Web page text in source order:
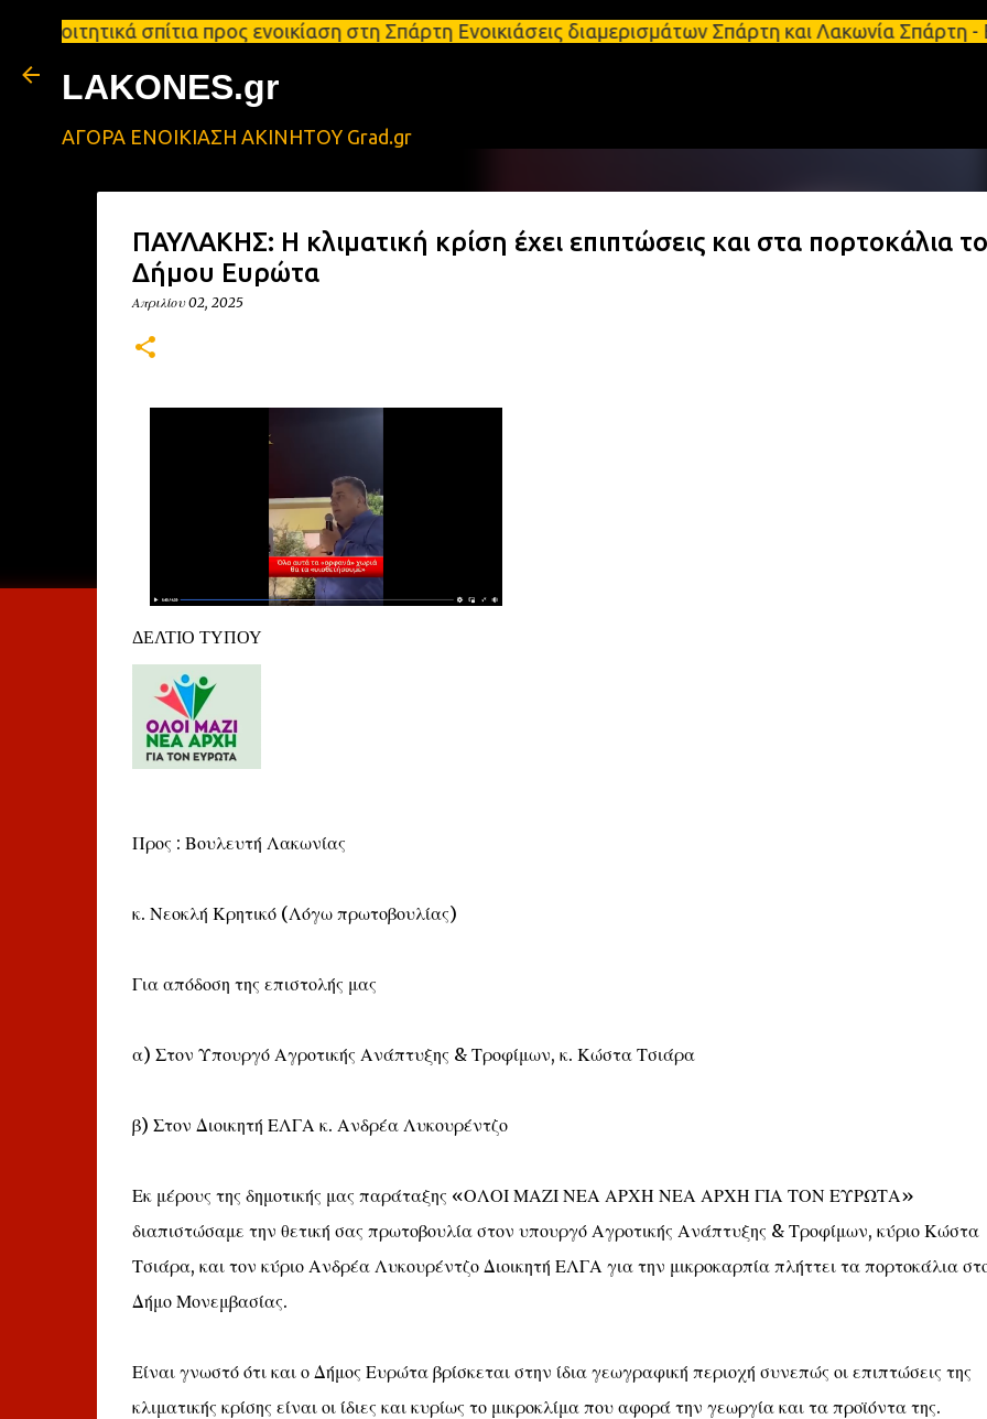
Μετάβαση στο κύριο περιεχόμενο
σπίτια προς ενοικίαση στη Σπάρτη Ενοικιάσεις διαμερισμάτων Σπάρτη και Λακωνία Σπάρτη -
LAKONES.gr
ΑΓΟΡΑ ΕΝΟΙΚΙΑΣΗ ΑΚΙΝΗΤΟΥ Grad.gr
ΠΑΥΛΑΚΗΣ: Η κλιματική κρίση έχει επιπτώσεις και στα πορτοκάλια
Δήμου Ευρώτα
Απριλίου 02, 2025
ΔΕΛΤΙΟ ΤΥΠΟΥ
Προς : Βουλευτή Λακωνίας
κ. Νεοκλή Κρητικό (Λόγω πρωτοβουλίας)
Για απόδοση της επιστολής μας
α) Στον Υπουργό Αγροτικής Ανάπτυξης & Τροφίμων, κ. Κώστα Τσιάρα
β) Στον Διοικητή ΕΛΓΑ κ. Ανδρέα Λυκουρέντζο
Εκ μέρους της δημοτικής μας παράταξης «ΟΛΟΙ ΜΑΖΙ ΝΕΑ ΑΡΧΗ ΝΕΑ ΑΡΧΗ ΓΙΑ ΤΟΝ ΕΥΡΩΤΑ»
διαπιστώσαμε την θετική σας πρωτοβουλία στον υπουργό Αγροτικής Ανάπτυξης & Τροφίμων, κύριο Κώστα
Τσιάρα, και τον κύριο Ανδρέα Λυκουρέντζο Διοικητή ΕΛΓΑ για την μικροκαρπία πλήττει τα πορτοκάλια
Δήμο Μονεμβασίας.
Είναι γνωστό ότι και ο Δήμος Ευρώτα βρίσκεται στην ίδια γεωγραφική περιοχή συνεπώς οι επιπτώσεις της
κλιματικής κρίσης είναι οι ίδιες και κυρίως το μικροκλίμα που αφορά την γεωργία και τα προϊόντα της.